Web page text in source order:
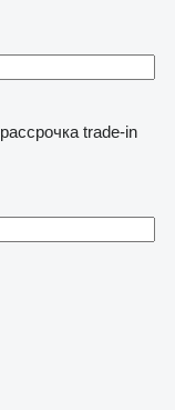
рассрочка trade-in